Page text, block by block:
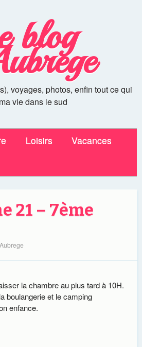
blog
voyages, photos, enfin tout ce qui
vie dans le sud
Loisirs
Vacances
21 – 7ème
Aubrege
la chambre au plus tard à 10H.
boulangerie et le camping
enfance.